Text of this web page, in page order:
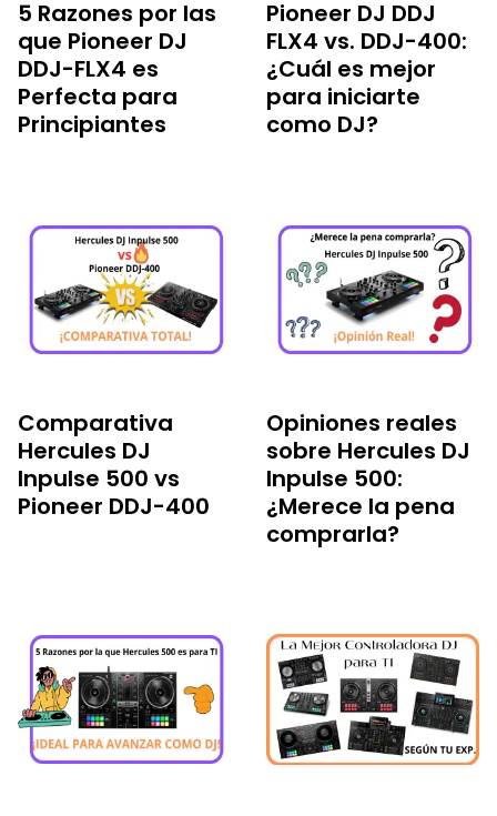
5 Razones por las
que Pioneer DJ
DDJ-FLX4 es
Perfecta para
Principiantes
Pioneer DJ DDJ
FLX4 vs. DDJ-400:
¿Cuál es mejor
para iniciarte
como DJ?
Comparativa
Hercules DJ
Inpulse 500 vs
Pioneer DDJ-400
Opiniones reales
sobre Hercules DJ
Inpulse 500:
¿Merece la pena
comprarla?